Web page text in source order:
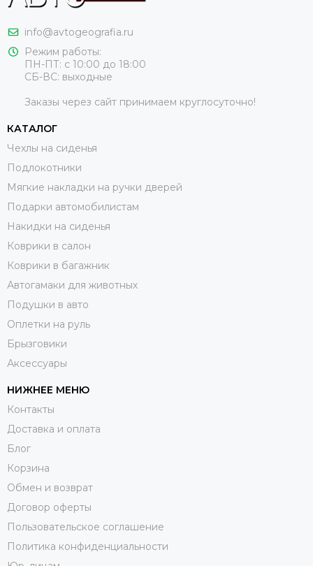
info@avtogeografia.ru
Режим работы:
ПН-ПТ: с 10:00 до 18:00
СБ-ВС: выходные
Заказы через сайт принимаем круглосуточно!
КАТАЛОГ
Чехлы на сиденья
Подлокотники
Мягкие накладки на ручки дверей
Подарки автомобилистам
Накидки на сиденья
Коврики в салон
Коврики в багажник
Автогамаки для животных
Подушки в авто
Оплетки на руль
Брызговики
Аксессуары
НИЖНЕЕ МЕНЮ
Контакты
Доставка и оплата
Блог
Корзина
Обмен и возврат
Договор оферты
Пользовательское соглашение
Политика конфиденциальности